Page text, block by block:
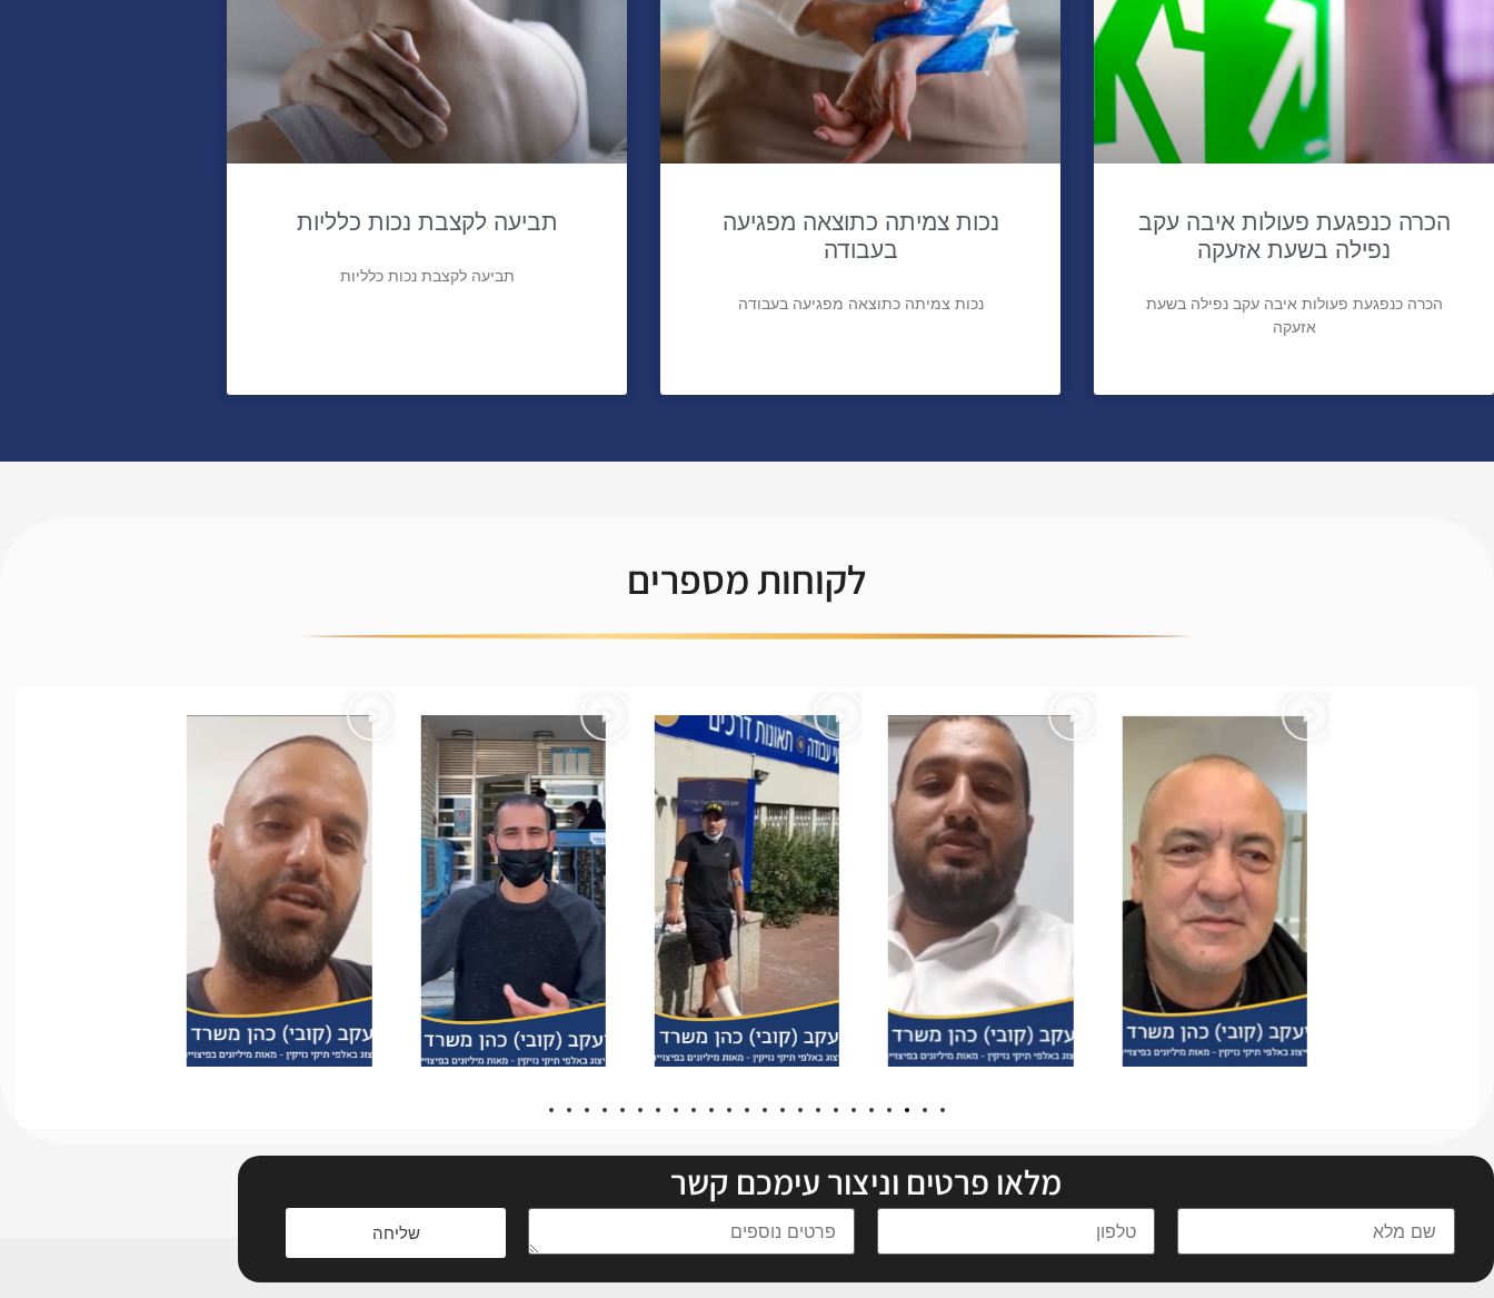
הכרה כנפגעת פעולות איבה עקב
נפילה בשעת אזעקה
הכרה כנפגעת פעולות איבה עקב נפילה בשעת
אזעקה
נכות צמיתה כתוצאה מפגיעה
בעבודה
נכות צמיתה כתוצאה מפגיעה בעבודה
תביעה לקצבת נכות כלליות
תביעה לקצבת נכות כלליות
לקוחות מספרים
מלאו פרטים וניצור עימכם קשר
שליחה